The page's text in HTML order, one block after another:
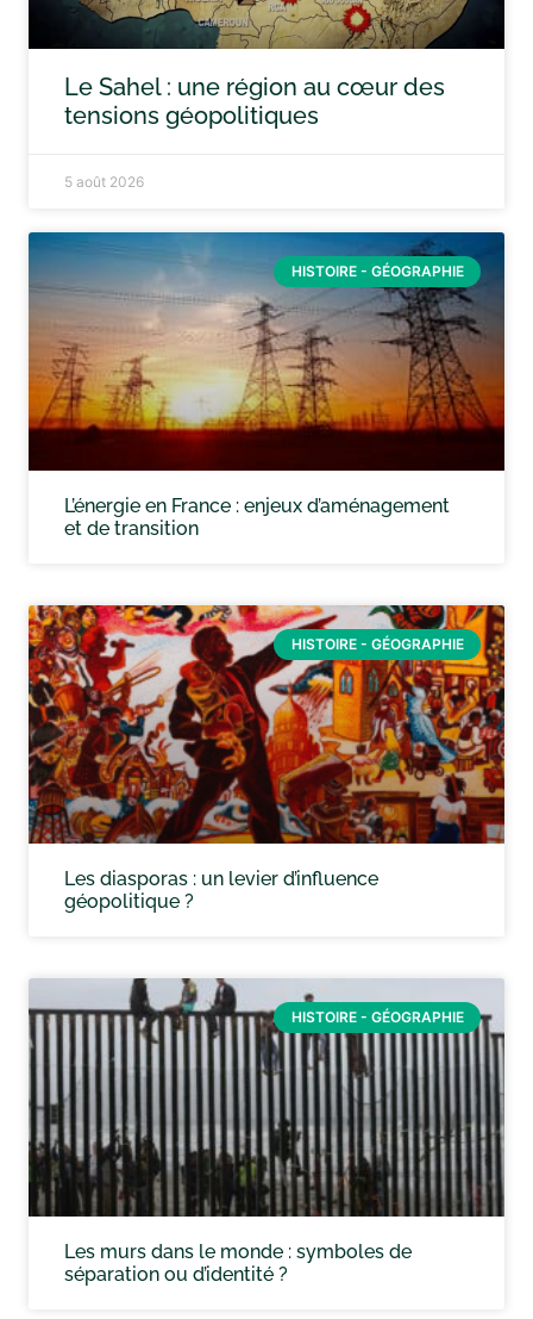
Le Sahel : une région au cœur des
tensions géopolitiques
5 août 2026
HISTOIRE - GÉOGRAPHIE
L’énergie en France : enjeux d’aménagement
et de transition
HISTOIRE - GÉOGRAPHIE
Les diasporas : un levier d’influence
géopolitique ?
HISTOIRE - GÉOGRAPHIE
Les murs dans le monde : symboles de
séparation ou d’identité ?